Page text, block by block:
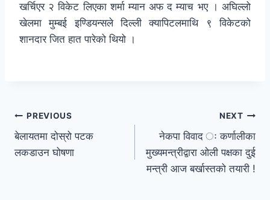
खर्चिएर २ विकेट लिएका शर्मा म्यान अफ द म्याच भए । अघिल्लो
खेलमा मुम्बई इण्डियन्सले दिल्ली क्यापिटलमाथि ९ विकेटको
शानदार जित हात पारेको थियो ।
PREVIOUS
बेलायतमा दोस्रो पटक
लकडाउन घोषणा
NEXT
नेकपा विवाद ः कर्णालीका
मुख्यमन्त्रीद्वारा ओली पक्षका दुई
मन्त्री आज बर्खास्तको तयारी !